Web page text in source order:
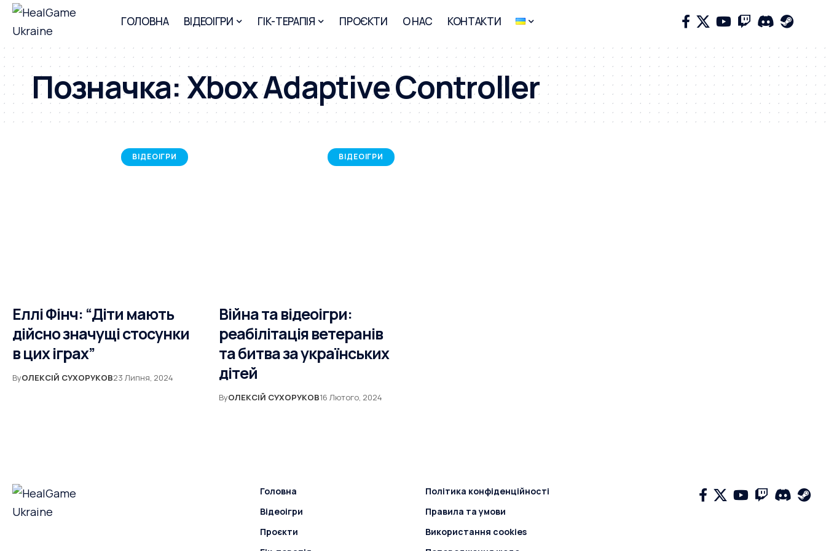
ГОЛОВНА ВІДЕОІГРИ ГІК-ТЕРАПІЯ ПРОЄКТИ О НАС КОНТАКТИ
Позначка:Xbox Adaptive Controller
ВІДЕОІГРИ
Еллі Фінч: “Діти мають
дійсно значущі стосунки
в цих іграх”
ByОЛЕКСІЙ СУХОРУКОВ23 Липня, 2024
ВІДЕОІГРИ
Війна та відеоігри:
реабілітація ветеранів
та битва за українських
дітей
ByОЛЕКСІЙ СУХОРУКОВ16 Лютого, 2024
Головна
Відеоігри
Проєкти
Політика конфіденційності
Правила та умови
Використання cookies